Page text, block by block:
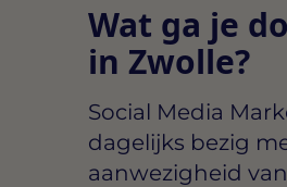
Wat ga je
in Zwolle?
Social Media
dagelijks bezig
aanwezigheid